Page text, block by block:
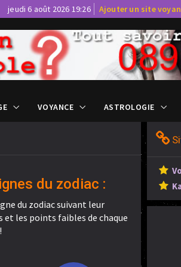
jeudi 6 août 2026 19:26 Ajouter un site
VOYANCE ASTROLOGIE
du zodiac :
du zodiac suivant leur
et les points faibles de chaque